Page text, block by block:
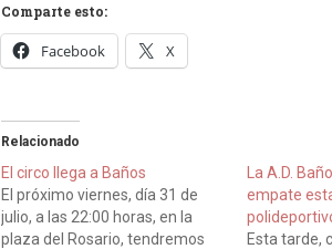
Comparte esto:
Facebook X
Relacionado
El circo llega a Baños
El próximo viernes, día 31 de
julio, a las 22:00 horas, en la
plaza del Rosario, tendremos
La A.D.
empate
Esta tarde,